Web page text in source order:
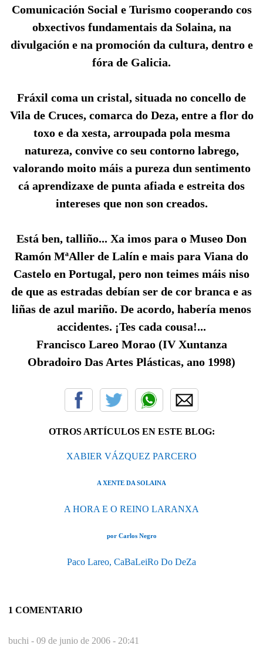
Comunicación Social e Turismo cooperando cos
obxectivos fundamentais da Solaina, na
divulgación e na promoción da cultura, dentro e
fóra de Galicia.
Fráxil coma un cristal, situada no concello de
Vila de Cruces, comarca do Deza, entre a flor do
toxo e da xesta, arroupada pola mesma
natureza, convive co seu contorno labrego,
valorando moito máis a pureza dun sentimento
cá aprendizaxe de punta afiada e estreita dos
intereses que non son creados.
Está ben, talliño... Xa imos para o Museo Don
Ramón MªAller de Lalín e mais para Viana do
Castelo en Portugal, pero non teimes máis niso
de que as estradas debían ser de cor branca e as
liñas de azul mariño. De acordo, habería menos
accidentes. ¡Tes cada cousa!...
Francisco Lareo Morao (IV Xuntanza
Obradoiro Das Artes Plásticas, ano 1998)
OTROS ARTÍCULOS EN ESTE BLOG:
XABIER VÁZQUEZ PARCERO
A XENTE DA SOLAINA
A HORA E O REINO LARANXA
por Carlos Negro
Paco Lareo, CaBaLeiRo Do DeZa
1 COMENTARIO
buchi - 09 de junio de 2006 - 20:41